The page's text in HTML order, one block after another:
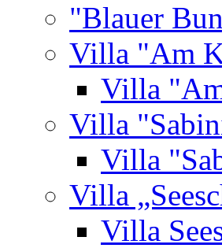
"Blauer
Villa "Am
Villa
Villa
Villa
Villa
Villa